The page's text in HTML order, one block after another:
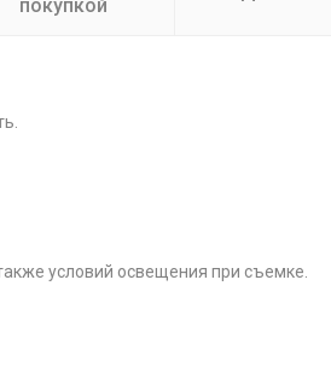
покупкой
условий освещения при съемке.